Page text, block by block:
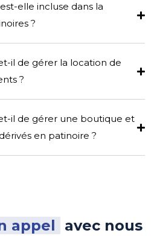
elle incluse dans la
?
il de gérer la location de
?
il de gérer une boutique et
en patinoire ?
appel avec nous